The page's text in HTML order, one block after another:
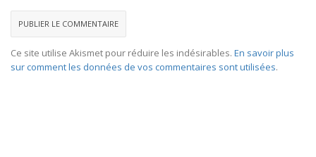
Ce site utilise Akismet pour réduire les indésirables. En savoir plus
sur comment les données de vos commentaires sont utilisées.